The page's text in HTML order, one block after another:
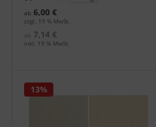
ab 6,00 €
zzgl. 19 % MwSt.
ab
7,14 €
inkl. 19 % MwSt.
13%